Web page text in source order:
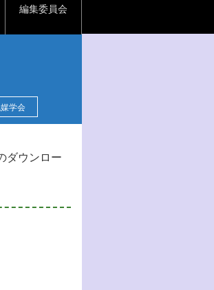
編集委員会
学会
ダウンロー